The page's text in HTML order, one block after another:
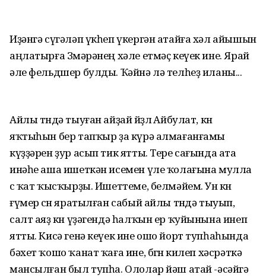
Иҙәнгә сүгәләп үкһеп үкергән атайға хәл айышын
аңлатырға Зөмәрәнең хәле етмәҫ кеүек ине. Ярай
әле фельдшер булды. Ҡәйнә лә телһеҙ иланы...
Айлы төндә тыуған айҙай йөҙлө Айбулат, көн
яҡтыһын бер тапҡыр ҙа күрә алмағанғамы
күҙҙәрен ҙур асып тик ятты. Тере сағында ата
инәһе аша ишеткән исемен үле ҡолағына мулла
өс ҡат ҡысҡырҙы. Ишеттеме, белмәйем. Ун көн
ғүмер өсөн яратылған сабый айлы төндә тыуып,
салт аяҙ көн үҙәгендә һалҡын ер ҡуйынына инеп
ятты. Кисә генә кеүек ине ошо йорт тупһаһында
бәхет ҡошо ҡанат ҡаға ине, бөгөн килеп хәсрәткә
мансылған был тупһа. Ололар йәш атай -әсәйгә